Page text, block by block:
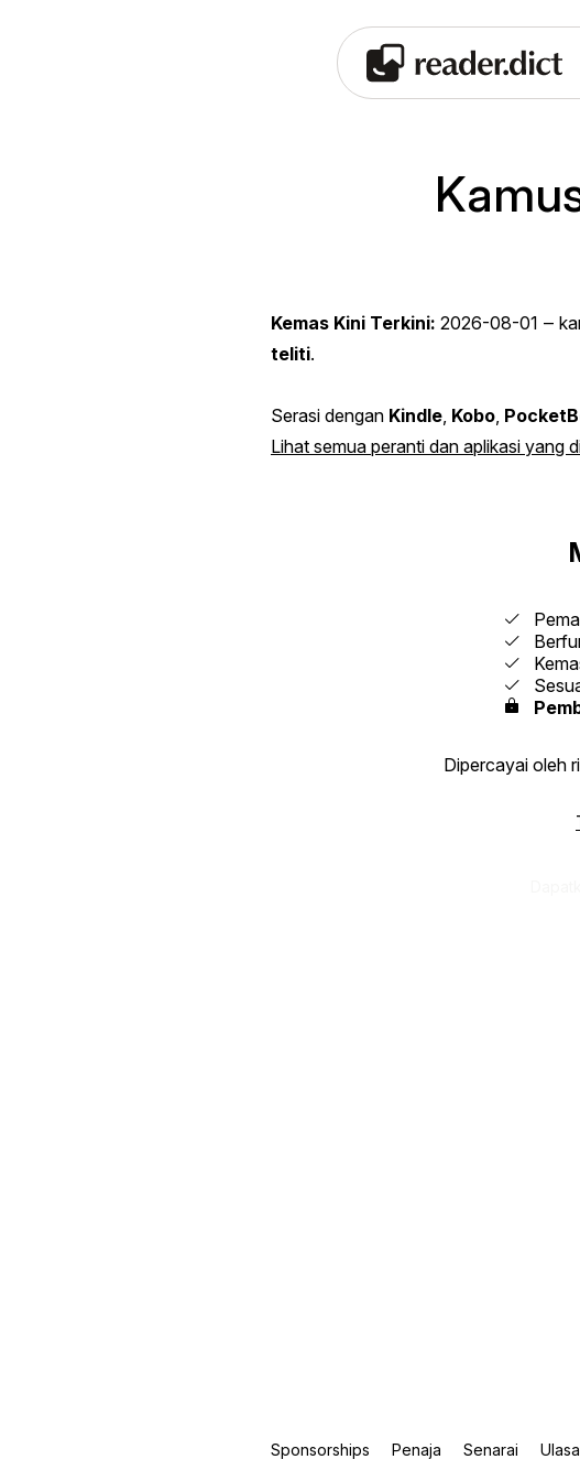
Kemas Kini Terkini: 2026-08-01 ‒
teliti.
Serasi dengan Kindle Kobo
Lihat semua peranti dan aplikasi yang
Dipercayai oleh
Sponsorships Penaja Senarai